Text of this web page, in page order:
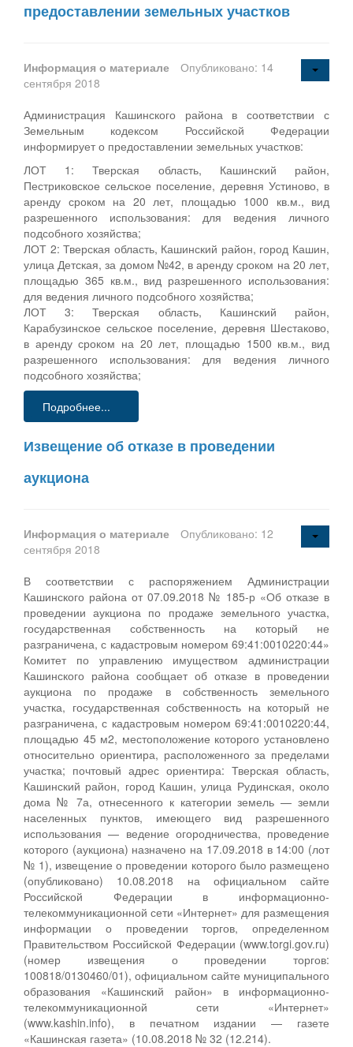
предоставлении земельных участков
Информация о материале
Опубликовано: 14
сентября 2018
Администрация Кашинского района в соответствии с
Земельным кодексом Российской Федерации
информирует о предоставлении земельных участков:
ЛОТ 1: Тверская область, Кашинский район,
Пестриковское сельское поселение, деревня Устиново, в
аренду сроком на 20 лет, площадью 1000 кв.м., вид
разрешенного использования: для ведения личного
подсобного хозяйства;
ЛОТ 2: Тверская область, Кашинский район, город Кашин,
улица Детская, за домом №42, в аренду сроком на 20 лет,
площадью 365 кв.м., вид разрешенного использования:
для ведения личного подсобного хозяйства;
ЛОТ 3: Тверская область, Кашинский район,
Карабузинское сельское поселение, деревня Шестаково,
в аренду сроком на 20 лет, площадью 1500 кв.м., вид
разрешенного использования: для ведения личного
подсобного хозяйства;
Подробнее...
Извещение об отказе в проведении
аукциона
Информация о материале
Опубликовано: 12
сентября 2018
В соответствии с распоряжением Администрации
Кашинского района от 07.09.2018 № 185-р «Об отказе в
проведении аукциона по продаже земельного участка,
государственная собственность на который не
разграничена, с кадастровым номером 69:41:0010220:44»
Комитет по управлению имуществом администрации
Кашинского района сообщает об отказе в проведении
аукциона по продаже в собственность земельного
участка, государственная собственность на который не
разграничена, с кадастровым номером 69:41:0010220:44,
площадью 45 м2, местоположение которого установлено
относительно ориентира, расположенного за пределами
участка; почтовый адрес ориентира: Тверская область,
Кашинский район, город Кашин, улица Рудинская, около
дома № 7а, отнесенного к категории земель — земли
населенных пунктов, имеющего вид разрешенного
использования — ведение огородничества, проведение
которого (аукциона) назначено на 17.09.2018 в 14:00 (лот
№ 1), извещение о проведении которого было размещено
(опубликовано) 10.08.2018 на официальном сайте
Российской Федерации в информационно-
телекоммуникационной сети «Интернет» для размещения
информации о проведении торгов, определенном
Правительством Российской Федерации (www.torgi.gov.ru)
(номер извещения о проведении торгов:
100818/0130460/01), официальном сайте муниципального
образования «Кашинский район» в информационно-
телекоммуникационной сети «Интернет»
(www.kashin.info), в печатном издании — газете
«Кашинская газета» (10.08.2018 № 32 (12.214).